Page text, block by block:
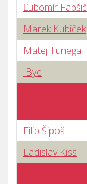
Ľubomír Fabšič
Marek Kubiček
Matej Tunega
Bye
Filip Šipoš
Ladislav Kiss